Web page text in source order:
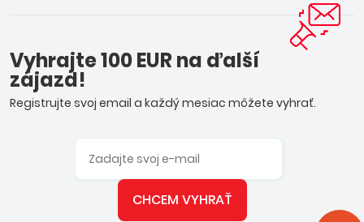
Vyhrajte 100 EUR na ďalší
zájazd!
Registrujte svoj email a každý mesiac môžete vyhrať.
CHCEM VYHRAŤ